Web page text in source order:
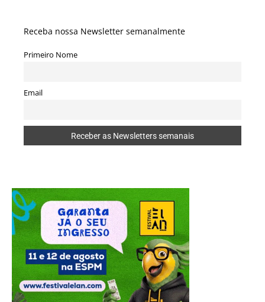
Receba nossa Newsletter semanalmente
Primeiro Nome
Email